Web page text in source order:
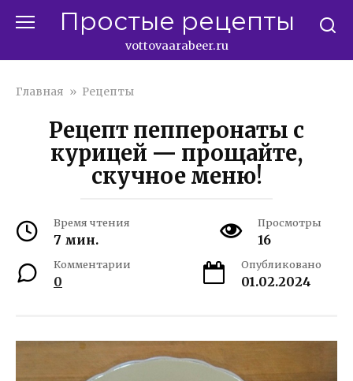
Простые рецепты
vottovaarabeer.ru
Главная » Рецепты
Рецепт пепперонаты с
курицей — прощайте,
скучное меню!
Время чтения
7 мин.
Просмотры
16
Комментарии
0
Опубликовано
01.02.2024